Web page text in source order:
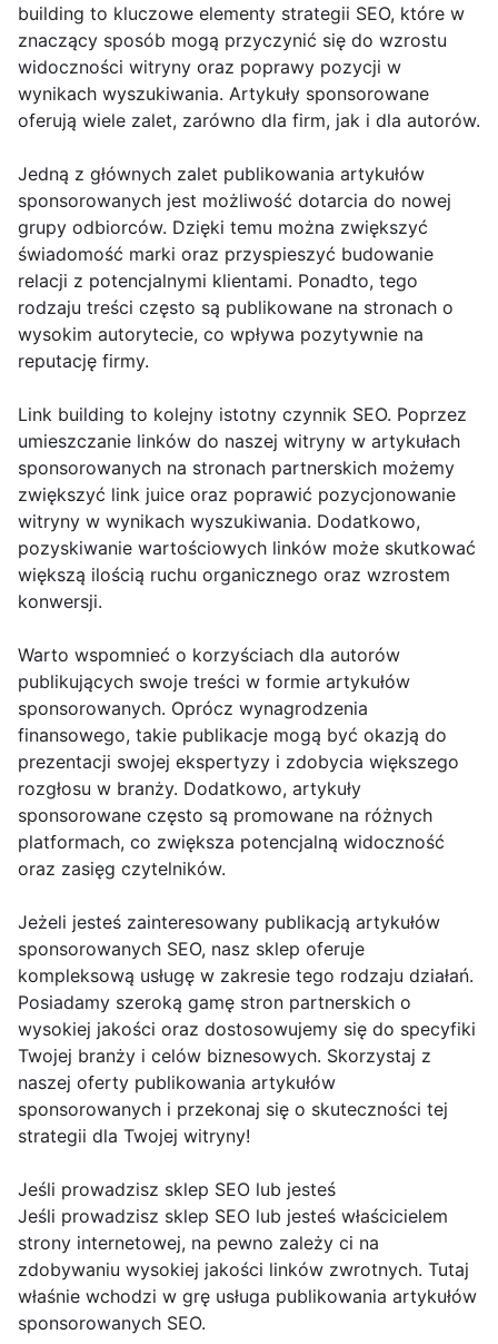
building to kluczowe elementy strategii SEO, które w
znaczący sposób mogą przyczynić się do wzrostu
widoczności witryny oraz poprawy pozycji w
wynikach wyszukiwania. Artykuły sponsorowane
oferują wiele zalet, zarówno dla firm, jak i dla autorów.
Jedną z głównych zalet publikowania artykułów
sponsorowanych jest możliwość dotarcia do nowej
grupy odbiorców. Dzięki temu można zwiększyć
świadomość marki oraz przyspieszyć budowanie
relacji z potencjalnymi klientami. Ponadto, tego
rodzaju treści często są publikowane na stronach o
wysokim autorytecie, co wpływa pozytywnie na
reputację firmy.
Link building to kolejny istotny czynnik SEO. Poprzez
umieszczanie linków do naszej witryny w artykułach
sponsorowanych na stronach partnerskich możemy
zwiększyć link juice oraz poprawić pozycjonowanie
witryny w wynikach wyszukiwania. Dodatkowo,
pozyskiwanie wartościowych linków może skutkować
większą ilością ruchu organicznego oraz wzrostem
konwersji.
Warto wspomnieć o korzyściach dla autorów
publikujących swoje treści w formie artykułów
sponsorowanych. Oprócz wynagrodzenia
finansowego, takie publikacje mogą być okazją do
prezentacji swojej ekspertyzy i zdobycia większego
rozgłosu w branży. Dodatkowo, artykuły
sponsorowane często są promowane na różnych
platformach, co zwiększa potencjalną widoczność
oraz zasięg czytelników.
Jeżeli jesteś zainteresowany publikacją artykułów
sponsorowanych SEO, nasz sklep oferuje
kompleksową usługę w zakresie tego rodzaju działań.
Posiadamy szeroką gamę stron partnerskich o
wysokiej jakości oraz dostosowujemy się do specyfiki
Twojej branży i celów biznesowych. Skorzystaj z
naszej oferty publikowania artykułów
sponsorowanych i przekonaj się o skuteczności tej
strategii dla Twojej witryny!
Jeśli prowadzisz sklep SEO lub jesteś
Jeśli prowadzisz sklep SEO lub jesteś właścicielem
strony internetowej, na pewno zależy ci na
zdobywaniu wysokiej jakości linków zwrotnych. Tutaj
właśnie wchodzi w grę usługa publikowania artykułów
sponsorowanych SEO.